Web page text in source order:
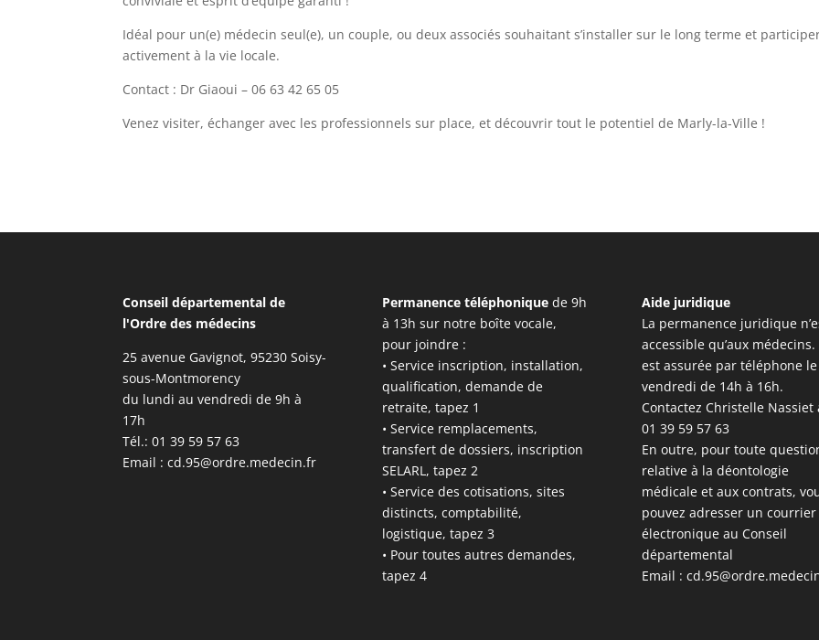
Idéal pour un(e) médecin seul(e), un couple, ou deux associés souhaitant s’installer sur le long terme et
activement à la vie locale.
Contact : Dr Giaoui – 06 63 42 65 05
Venez visiter, échanger avec les professionnels sur place, et découvrir tout le potentiel de Marly-la-Ville !
Conseil départemental de
l'Ordre des médecins
25 avenue Gavignot, 95230 Soisy-
sous-Montmorency
du lundi au vendredi de 9h à
17h
Tél.: 01 39 59 57 63
Email :cd.95@ordre.medecin.fr
Permanence téléphoniquede 9h
à 13h sur notre boîte vocale,
pour joindre :
• Service inscription, installation,
qualification, demande de
retraite, tapez 1
• Service remplacements,
transfert de dossiers, inscription
SELARL, tapez 2
• Service des cotisations, sites
distincts, comptabilité,
logistique, tapez 3
• Pour toutes autres demandes,
tapez 4
Aide juridique
La permanence juridique
accessible qu’aux médecins.
est assurée par téléphone le
vendredi de 14h à 16h.
Contactez Christelle Nassiet
01 39 59 57 63
En outre, pour toute
relative à la déontologie
médicale et aux contrats,
pouvez adresser un courrier
électronique au Conseil
départemental
Email :